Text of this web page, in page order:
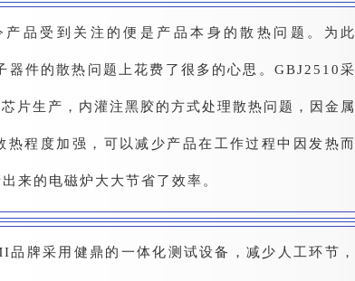
品受到关注的便是产品本身的散热问题。为此
器件的散热问题上花费了很多的心思。GBJ2510采
片生产，内灌注黑胶的方式处理散热问题，因金属
程度加强，可以减少产品在工作过程中因发热而
来的电磁炉大大节省了效率。
牌采用健鼎的一体化测试设备，减少人工环节，